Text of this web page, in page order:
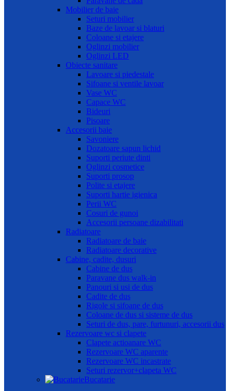
Mobilier de baie
Seturi mobilier
Baze de lavoar si blaturi
Coloane si etajere
Oglinzi mobilier
Oglinzi LED
Obiecte sanitare
Lavoare si piedestale
Sifoane si ventile lavoar
Vase WC
Capace WC
Bideuri
Pisoare
Accesorii baie
Savoniere
Dozatoare sapun lichid
Suporti periute dinti
Oglinzi cosmetice
Suporti prosop
Polite si etajere
Suporti hartie igienica
Perii WC
Cosuri de gunoi
Accesorii persoane dizabilitati
Radiatoare
Radiatoare de baie
Radiatoare decorative
Cabine, cadite, dusuri
Cabine de dus
Paravane dus walk-in
Panouri si usi de dus
Cadite de dus
Rigole si sifoane de dus
Coloane de dus si sisteme de dus
Seturi de dus, pare, furtunuri, accesorii dus
Rezervoare wc si clapete
Clapete actioanare WC
Rezervoare WC aparente
Rezervoare WC incastrate
Seturi rezervor+clapeta WC
Bucatarie